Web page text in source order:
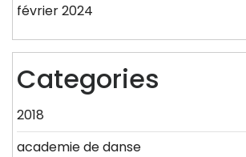
février 2024
Categories
2018
academie de danse